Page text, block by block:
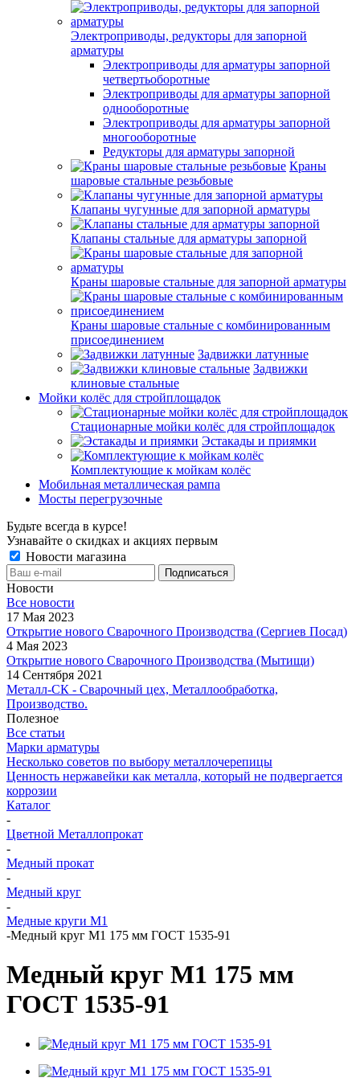
Электроприводы, редукторы для запорной
арматуры
Электроприводы для арматуры запорной
четвертьоборотные
Электроприводы для арматуры запорной
однооборотные
Электроприводы для арматуры запорной
многооборотные
Редукторы для арматуры запорной
Краны
шаровые стальные резьбовые
Клапаны чугунные для запорной арматуры
Клапаны стальные для арматуры запорной
Краны шаровые стальные для запорной арматуры
Краны шаровые стальные с комбинированным
присоединением
Задвижки латунные
Задвижки
клиновые стальные
Мойки колёс для стройплощадок
Стационарные мойки колёс для стройплощадок
Эстакады и приямки
Комплектующие к мойкам колёс
Мобильная металлическая рампа
Мосты перегрузочные
Будьте всегда в курсе!
Узнавайте о скидках и акциях первым
Новости магазина
Новости
Все новости
17 Мая 2023
Открытие нового Сварочного Производства (Сергиев Посад)
4 Мая 2023
Открытие нового Сварочного Производства (Мытищи)
14 Сентября 2021
Металл-СК - Сварочный цех, Металлообработка,
Производство.
Полезное
Все статьи
Марки арматуры
Несколько советов по выбору металлочерепицы
Ценность нержавейки как металла, который не подвергается
коррозии
Каталог
-
Цветной Металлопрокат
-
Медный прокат
-
Медный круг
-
Медные круги М1
-Медный круг М1 175 мм ГОСТ 1535-91
Медный круг М1 175 мм
ГОСТ 1535-91